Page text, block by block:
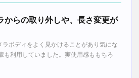
からの取り外しや、長さ変更が
ボディをよく見かけることがあり気にな
も利用していました。実使用感ももちろ